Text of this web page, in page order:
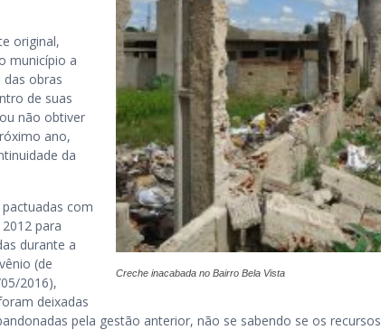
Creche inacabada no Bairro Bela Vista
original,
município a
obras
de suas
não obtiver
ano,
da
com
para
durante a
(de
2016),
deixadas
pela gestão anterior, não se sabendo se os recursos